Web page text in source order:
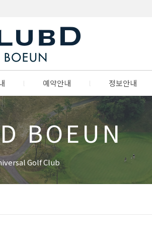
예약안내 정보안내
BOEUN
Golf Club